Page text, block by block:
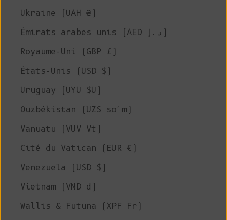
Ukraine (UAH ₴)
Émirats arabes unis (AED د.إ)
Royaume-Uni (GBP £)
États-Unis (USD $)
Uruguay (UYU $U)
Ouzbékistan (UZS so'm)
Vanuatu (VUV Vt)
Cité du Vatican (EUR €)
Venezuela (USD $)
Vietnam (VND ₫)
Wallis & Futuna (XPF Fr)